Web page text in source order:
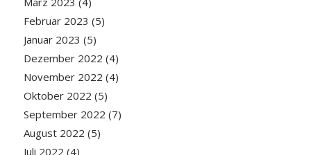
Februar 2023 (5)
Januar 2023 (5)
Dezember 2022 (4)
November 2022 (4)
Oktober 2022 (5)
September 2022 (7)
August 2022 (5)
Juli 2022 (4)